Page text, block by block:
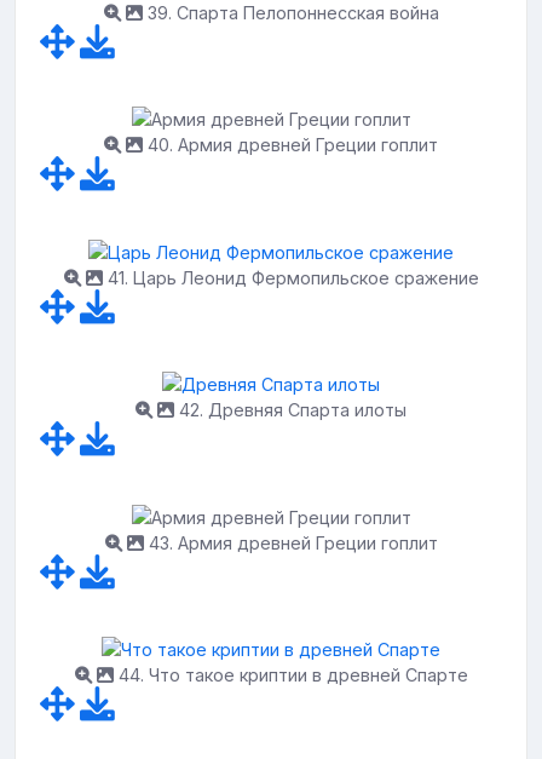
39. Спарта Пелопоннесская война
40. Армия древней Греции гоплит
41. Царь Леонид Фермопильское сражение
42. Древняя Спарта илоты
43. Армия древней Греции гоплит
44. Что такое криптии в древней Спарте